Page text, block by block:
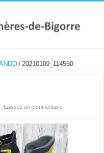
/ 20210109_114550
Laissez un commentaire